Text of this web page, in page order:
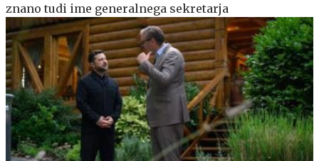
znano tudi ime generalnega sekretarja